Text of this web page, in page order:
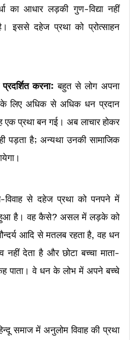
का आधार लड़की गुण-विद्या नहीं
इससे दहेज प्रथा को प्रोत्साहन
करना: बहुत से लोग अपना
लिए अधिक से अधिक धन प्रदान
प्रथा बन गई। अब लाचार होकर
पड़ता है; अन्यथा उनकी सामाजिक
विवाह से दहेज प्रथा को पनपने में
हुआ है। वह कैसे? असल में लड़के को
आदि से मतलब रहता है, वह धन
देता है और छोटा बच्चा माता-
पाता। वे धन के लोभ में अपने बच्चे
समाज में अनुलोम विवाह की प्रथा